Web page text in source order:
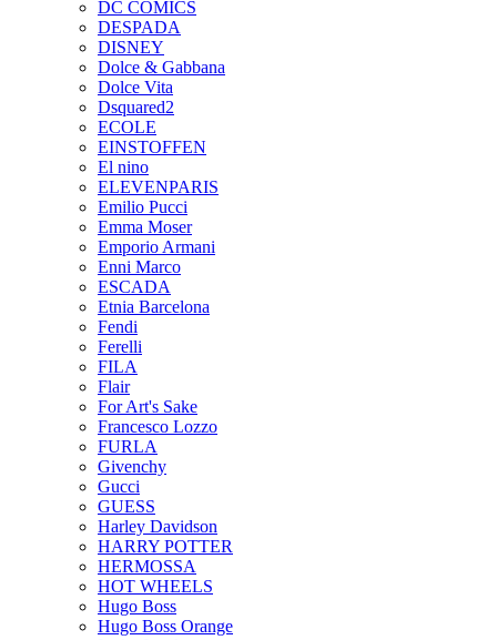
DC COMICS
DESPADA
DISNEY
Dolce & Gabbana
Dolce Vita
Dsquared2
ECOLE
EINSTOFFEN
El nino
ELEVENPARIS
Emilio Pucci
Emma Moser
Emporio Armani
Enni Marco
ESCADA
Etnia Barcelona
Fendi
Ferelli
FILA
Flair
For Art's Sake
Francesco Lozzo
FURLA
Givenchy
Gucci
GUESS
Harley Davidson
HARRY POTTER
HERMOSSA
HOT WHEELS
Hugo Boss
Hugo Boss Orange